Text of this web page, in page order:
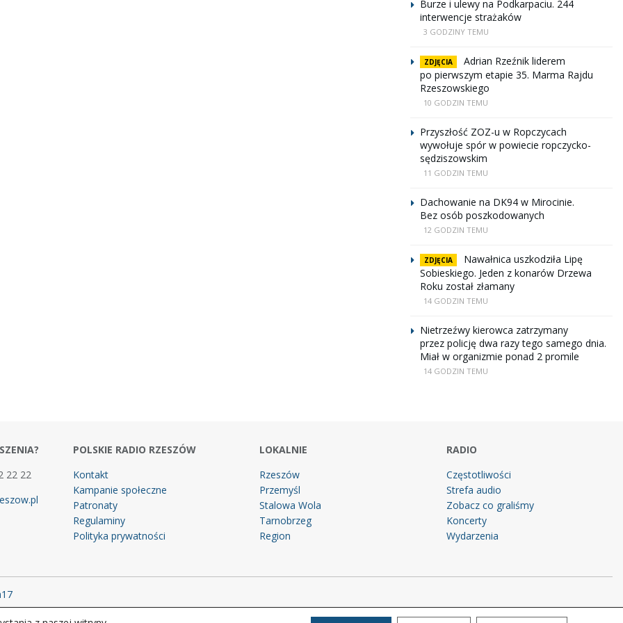
Burze i ulewy na Podkarpaciu. 244
interwencje strażaków
3 GODZINY TEMU
ZDJĘCIA
Adrian Rzeźnik liderem
po pierwszym etapie 35. Marma Rajdu
Rzeszowskiego
10 GODZIN TEMU
Przyszłość ZOZ-u w Ropczycach
wywołuje spór w powiecie ropczycko-
sędziszowskim
11 GODZIN TEMU
Dachowanie na DK94 w Mirocinie.
Bez osób poszkodowanych
12 GODZIN TEMU
ZDJĘCIA
Nawałnica uszkodziła Lipę
Sobieskiego. Jeden z konarów Drzewa
Roku został złamany
14 GODZIN TEMU
Nietrzeźwy kierowca zatrzymany
przez policję dwa razy tego samego dnia.
Miał w organizmie ponad 2 promile
14 GODZIN TEMU
22 22
POLSKIE RADIO RZESZÓW
Kontakt
Kampanie społeczne
Patronaty
Regulaminy
Polityka prywatności
LOKALNIE
Rzeszów
Przemyśl
Stalowa Wola
Tarnobrzeg
Region
RADIO
Częstotliwości
Strefa audio
Zobacz co graliśmy
Koncerty
Wydarzenia